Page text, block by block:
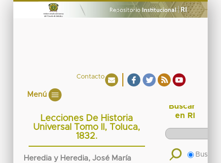
Contacto
Menú
Lecciones De Historia
Universal Tomo II, Toluca,
1832.
Heredia y Heredia, José María
Buscar
en RI
Buscar